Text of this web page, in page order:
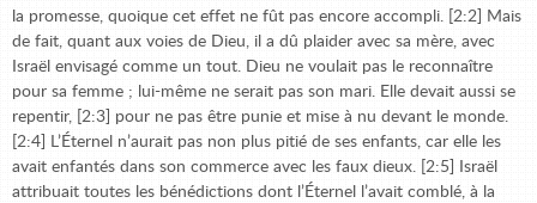
la promesse, quoique cet effet ne fût pas encore accompli. [2:2] Mais
de fait, quant aux voies de Dieu, il a dû plaider avec sa mère, avec
Israël envisagé comme un tout. Dieu ne voulait pas le reconnaître
pour sa femme ; lui-même ne serait pas son mari. Elle devait aussi se
repentir, [2:3] pour ne pas être punie et mise à nu devant le monde.
[2:4] L’Éternel n’aurait pas non plus pitié de ses enfants, car elle les
avait enfantés dans son commerce avec les faux dieux. [2:5] Israël
attribuait toutes les bénédictions dont l’Éternel l’avait comblé, à la